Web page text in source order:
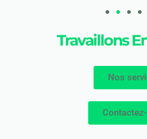
Travaillons
Nos